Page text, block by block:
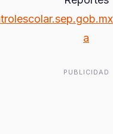
a
PUBLICIDAD